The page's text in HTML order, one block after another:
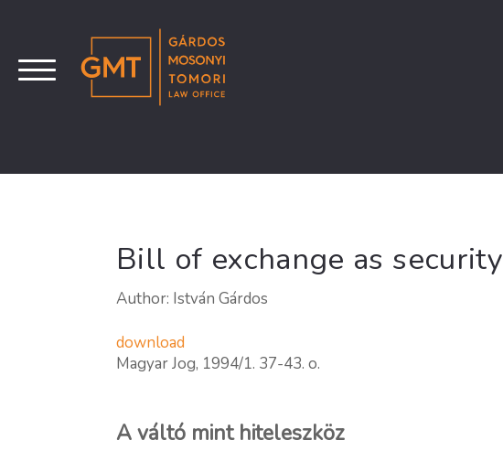
Bill of exchange as security
Author: István Gárdos
download
Magyar Jog, 1994/1. 37-43. o.
A váltó mint hiteleszköz